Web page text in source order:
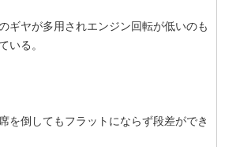
ギヤが多用されエンジン回転が低いのも
いる。
を倒してもフラットにならず段差ができ